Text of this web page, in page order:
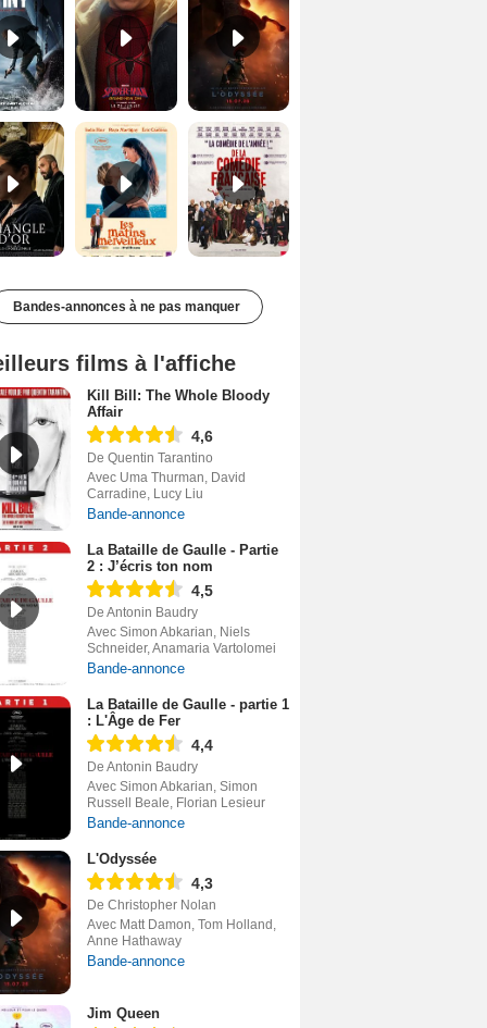
Le Triangle d'or Bande-annonce VF De la Comédie-Française Teaser VF
Bandes-annonces à ne pas manquer
films à l'affiche
Kill Bill: The Whole Bloody
Affair
4,6
De Quentin Tarantino
Avec Uma Thurman, David
Carradine, Lucy Liu
Bande-annonce
La Bataille de Gaulle - Partie
2 : J’écris ton nom
4,5
De Antonin Baudry
Avec Simon Abkarian, Niels
Schneider, Anamaria Vartolomei
Bande-annonce
La Bataille de Gaulle - partie 1
: L'Âge de Fer
4,4
De Antonin Baudry
Avec Simon Abkarian, Simon
Russell Beale, Florian Lesieur
Bande-annonce
L'Odyssée
4,3
De Christopher Nolan
Avec Matt Damon, Tom Holland,
Anne Hathaway
Bande-annonce
Jim Queen